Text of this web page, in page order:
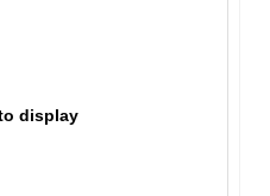
display